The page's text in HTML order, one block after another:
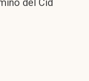
del Cid